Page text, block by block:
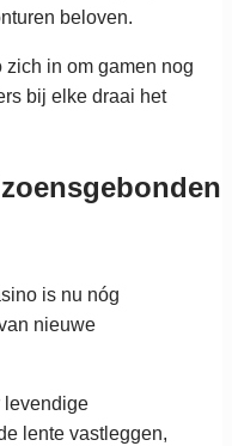
beloven.
in om gamen nog
bij elke draai het
is nu nóg
nieuwe
levendige
lente vastleggen,